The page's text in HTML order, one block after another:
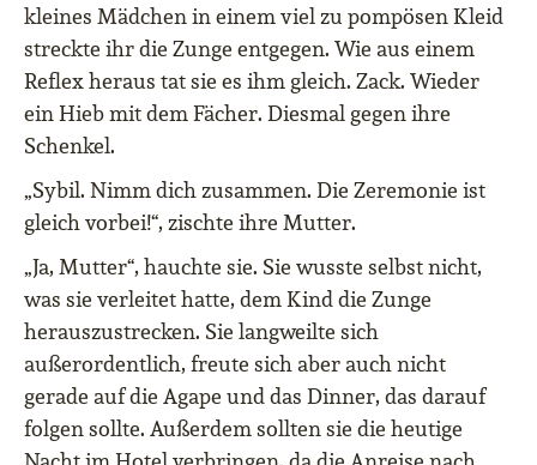
kleines Mädchen in einem viel zu pompösen Kleid
streckte ihr die Zunge entgegen. Wie aus einem
Reflex heraus tat sie es ihm gleich. Zack. Wieder
ein Hieb mit dem Fächer. Diesmal gegen ihre
Schenkel.
„Sybil. Nimm dich zusammen. Die Zeremonie ist
gleich vorbei!“, zischte ihre Mutter.
„Ja, Mutter“, hauchte sie. Sie wusste selbst nicht,
was sie verleitet hatte, dem Kind die Zunge
herauszustrecken. Sie langweilte sich
außerordentlich, freute sich aber auch nicht
gerade auf die Agape und das Dinner, das darauf
folgen sollte. Außerdem sollten sie die heutige